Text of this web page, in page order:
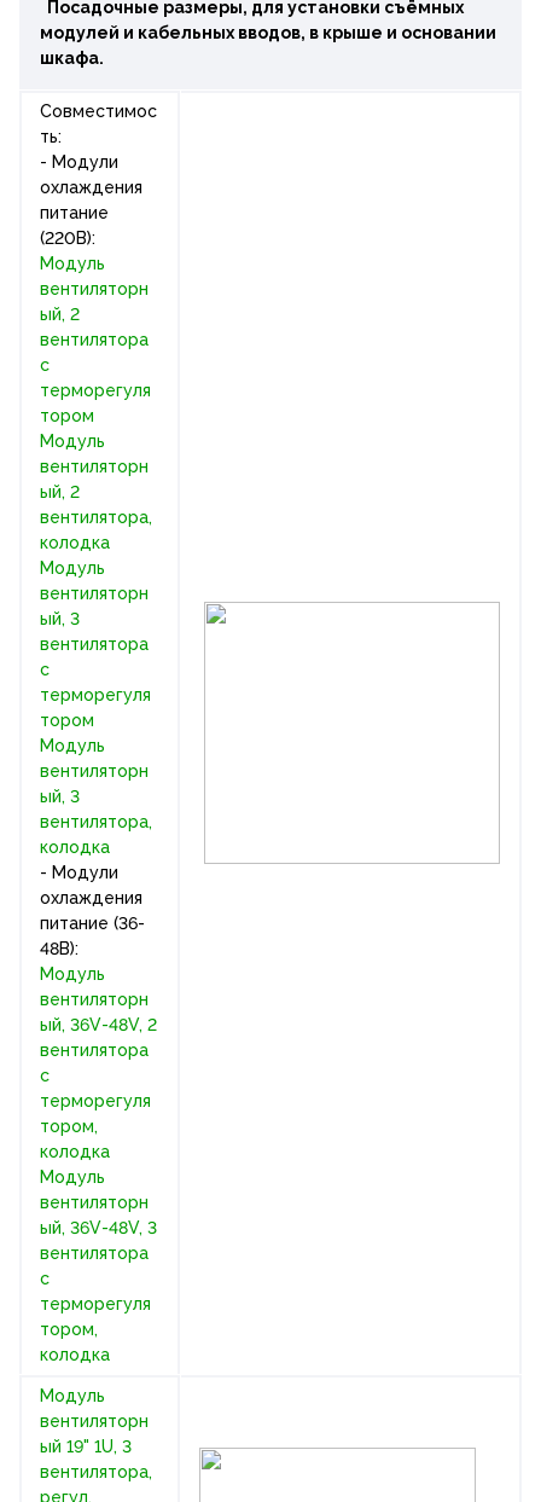
Посадочные размеры, для установки съёмных
модулей и кабельных вводов, в крыше и основании
шкафа.
Совместимос
ть:
- Модули
охлаждения
питание
(220В):
Модуль
вентиляторн
ый, 2
вентилятора
с
терморегуля
тором
Модуль
вентиляторн
ый, 2
вентилятора,
колодка
Модуль
вентиляторн
ый, 3
вентилятора
с
терморегуля
тором
Модуль
вентиляторн
ый, 3
вентилятора,
колодка
- Модули
охлаждения
питание (36-
48В):
Модуль
вентиляторн
ый, 36V-48V, 2
вентилятора
с
терморегуля
тором,
колодка
Модуль
вентиляторн
ый, 36V-48V, 3
вентилятора
с
терморегуля
тором,
колодка
Модуль
вентиляторн
ый 19" 1U, 3
вентилятора,
регул.